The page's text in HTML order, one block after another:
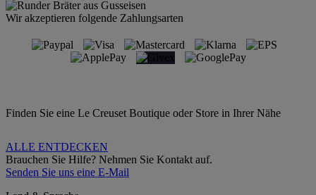
Wir akzeptieren folgende Zahlungsarten
Finden Sie eine Le Creuset Boutique oder Store in Ihrer Nähe
ALLE ENTDECKEN
Brauchen Sie Hilfe? Nehmen Sie Kontakt auf.
Senden Sie uns eine E-Mail